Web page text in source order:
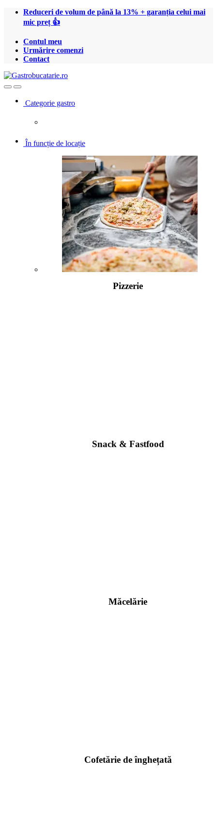
Treci
Treci
Reduceri de volum de până la 13% + garanția celui mai
mic preț 👍
Contul meu
Urmărire comenzi
Contact
OpenClose
Categorie gastro
În funcție de locație
Pizzerie
Snack & Fastfood
Măcelărie
Cofetărie de înghețată